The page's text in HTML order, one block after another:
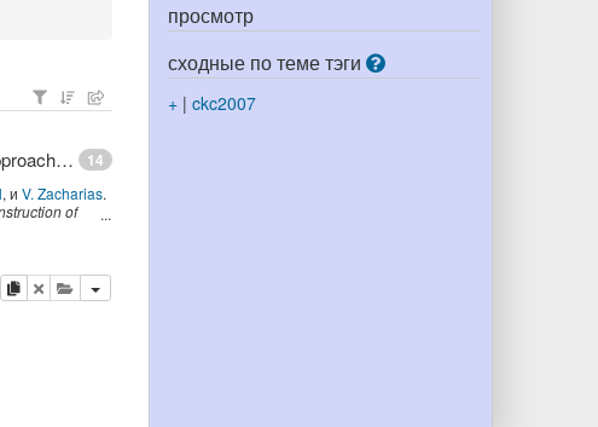
14
Ontology Maturing: a Collaborative Web 2.0 Approach to Ontology Engineering
, и V. Zacharias.
of
2007
копировать
удалитьдобавить публикацию в буфер
просмотр
сходные по теме тэги
+| ckc2007